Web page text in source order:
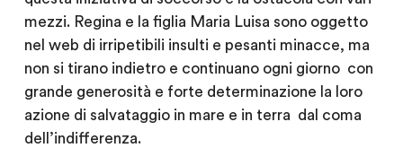
mezzi. Regina e la figlia Maria Luisa sono oggetto
nel web di irripetibili insulti e pesanti minacce, ma
non si tirano indietro e continuano ogni giorno con
grande generosità e forte determinazione la loro
azione di salvataggio in mare e in terra dal coma
dell’indifferenza.